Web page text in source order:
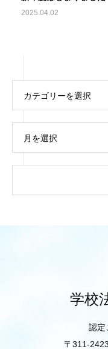
2025.04.02
カテゴリーを選択
月を選択
学校
認
〒311-